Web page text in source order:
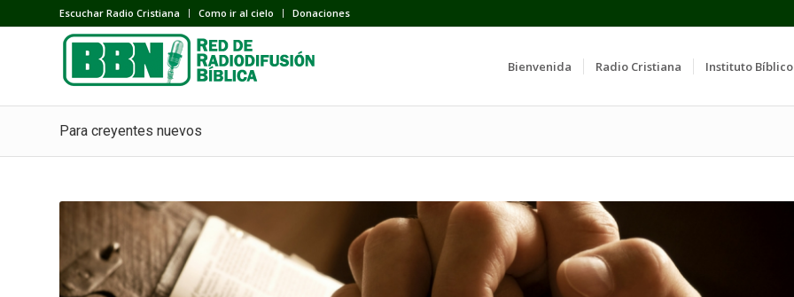
Escuchar Radio Cristiana Como ir al cielo Donaciones
Bienvenida Radio Cristiana Instituto Bíblico
Para creyentes nuevos